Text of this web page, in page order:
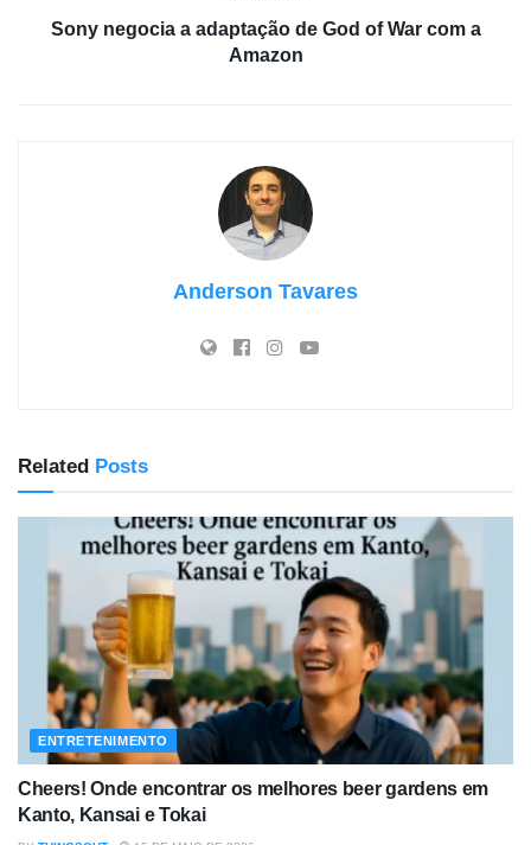
Sony negocia a adaptação de God of War com a
Amazon
Anderson Tavares
Related Posts
ENTRETENIMENTO
Cheers! Onde encontrar os melhores beer gardens em
Kanto, Kansai e Tokai